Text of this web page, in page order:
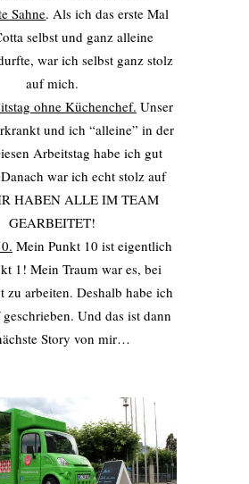
Sahne. Als ich das erste Mal
selbst und ganz alleine
war ich selbst ganz stolz
auf mich.
ohne Küchenchef. Unser
und ich “alleine” in der
Arbeitstag habe ich gut
war ich echt stolz auf
HABEN ALLE IM TEAM
GEARBEITET!
Mein Punkt 10 ist eigentlich
1! Mein Traum war es, bei
zu arbeiten. Deshalb habe ich
Und das ist dann
Story von mir…